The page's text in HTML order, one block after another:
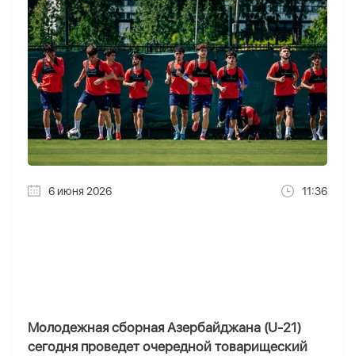
6 июня 2026 11:36
Молодежная сборная Азербайджана (U-21)
сегодня проведет очередной товарищеский